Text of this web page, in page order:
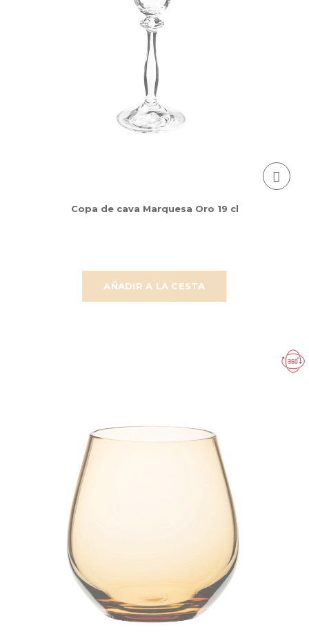
AÑADIR A LA CESTA
Copa de cava Marquesa Oro 19 cl